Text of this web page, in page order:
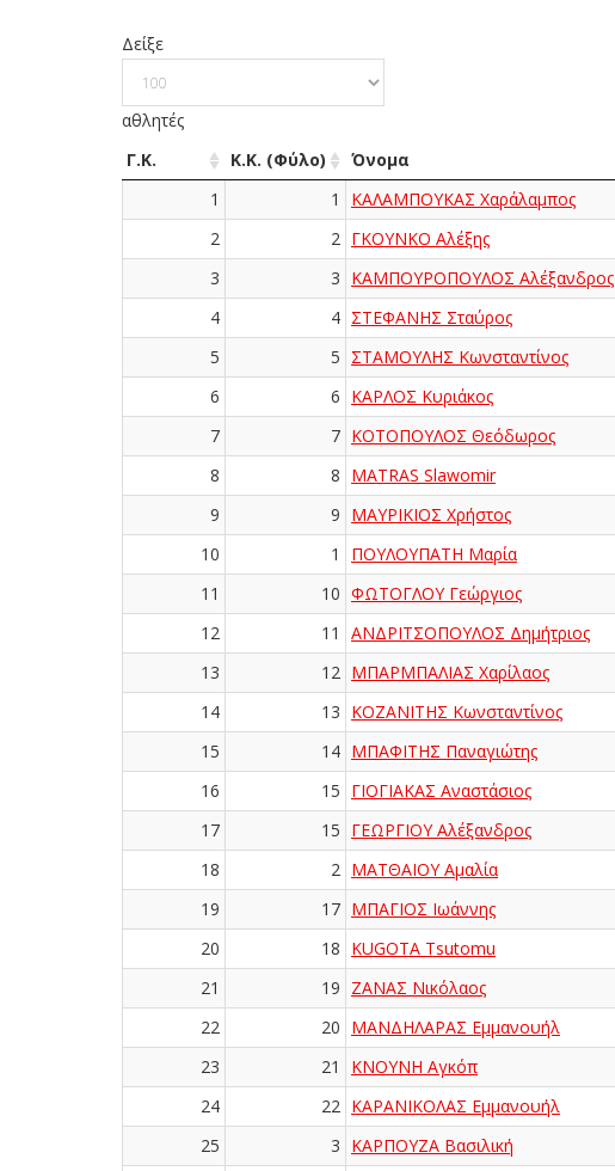
Δείξε
αθλητές
Γ.Κ. Κ.Κ. (Φύλο) Όνομα
1
1 ΚΑΛΑΜΠΟΥΚΑΣ Χαράλαμπος
2
2 ΓΚΟΥΝΚΟ Αλέξης
3
3 ΚΑΜΠΟΥΡΟΠΟΥΛΟΣ Αλέξανδρος
4
4 ΣΤΕΦΑΝΗΣ Σταύρος
5
5 ΣΤΑΜΟΥΛΗΣ Κωνσταντίνος
6
6 ΚΑΡΛΟΣ Κυριάκος
7
7 ΚΟΤΟΠΟΥΛΟΣ Θεόδωρος
8
8 MATRAS Slawomir
9
9 ΜΑΥΡΙΚΙΟΣ Χρήστος
10
1 ΠΟΥΛΟΥΠΑΤΗ Μαρία
11
10 ΦΩΤΟΓΛΟΥ Γεώργιος
12
11 ΑΝΔΡΙΤΣΟΠΟΥΛΟΣ Δημήτριος
13
12 ΜΠΑΡΜΠΑΛΙΑΣ Χαρίλαος
14
13 ΚΟΖΑΝΙΤΗΣ Κωνσταντίνος
15
14 ΜΠΑΦΙΤΗΣ Παναγιώτης
16
15 ΓΙΟΓΙΑΚΑΣ Αναστάσιος
17
15 ΓΕΩΡΓΙΟΥ Αλέξανδρος
18
2 ΜΑΤΘΑΙΟΥ Αμαλία
19
17 ΜΠΑΓΙΟΣ Ιωάννης
20
18 KUGOTA Tsutomu
21
19 ΖΑΝΑΣ Νικόλαος
22
20 ΜΑΝΔΗΛΑΡΑΣ Εμμανουήλ
23
21 ΚΝΟΥΝΗ Αγκόπ
24
22 ΚΑΡΑΝΙΚΟΛΑΣ Εμμανουήλ
25
3 ΚΑΡΠΟΥΖΑ Βασιλική